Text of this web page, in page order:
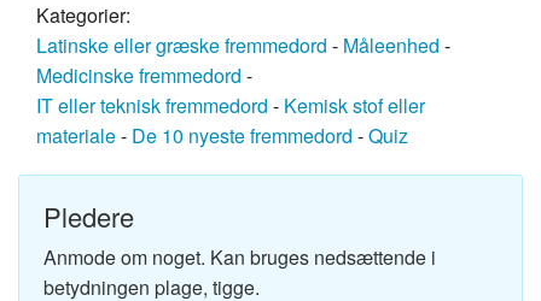
Kategorier:
Latinske eller græske fremmedord - Måleenhed -
Medicinske fremmedord -
IT eller teknisk fremmedord - Kemisk stof eller
materiale- De 10 nyeste fremmedord -Quiz
Pledere
Anmode om noget. Kan bruges nedsættende i
betydningen plage, tigge.